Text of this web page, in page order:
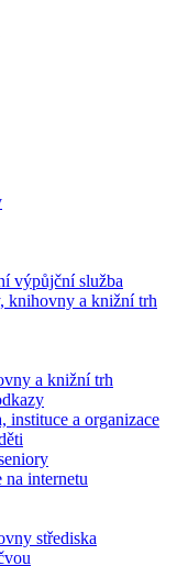
výpůjční služba
knihovny a knižní trh
a knižní trh
instituce a organizace
na internetu
střediska